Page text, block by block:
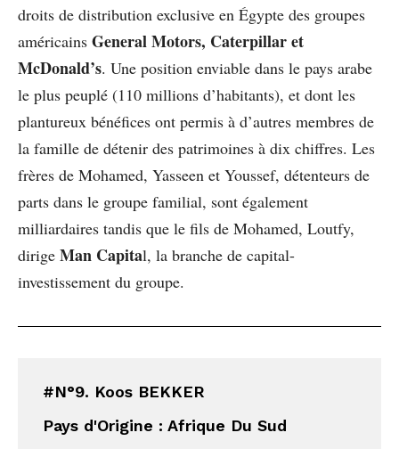
droits de distribution exclusive en Égypte des groupes
américains General Motors, Caterpillar et
McDonald’s. Une position enviable dans le pays arabe
le plus peuplé (110 millions d’habitants), et dont les
plantureux bénéfices ont permis à d’autres membres de
la famille de détenir des patrimoines à dix chiffres. Les
frères de Mohamed, Yasseen et Youssef, détenteurs de
parts dans le groupe familial, sont également
milliardaires tandis que le fils de Mohamed, Loutfy,
dirige Man Capital, la branche de capital-
investissement du groupe.
#N°9. Koos BEKKER
Pays d'Origine : Afrique Du Sud